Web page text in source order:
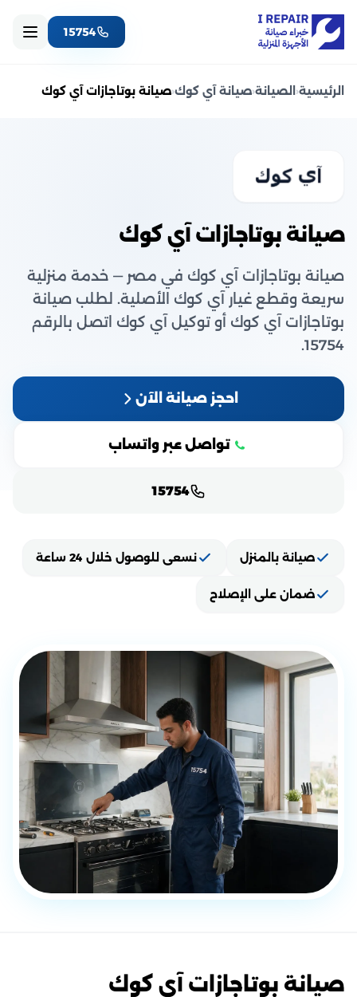
15754
الرئيسية‹ الصيانة‹صيانة آي كوك‹صيانة بوتاجازات آي كوك
صيانة بوتاجازات آي كوك
صيانة بوتاجازات آي كوك في مصر — خدمة منزلية
سريعة وقطع غيار آي كوك الأصلية. لطلب صيانة
بوتاجازات آي كوك أو توكيل آي كوك اتصل بالرقم
15754.
احجز صيانة الآن
تواصل عبر واتساب
15754
صيانة بالمنزل نسعى للوصول خلال 24 ساعة
ضمان على الإصلاح
صيانة بوتاجازات آي كوك